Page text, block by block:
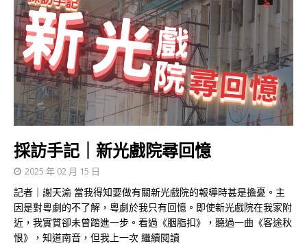
採訪手記｜新光戲院尋回憶
2025 年 02 月 15 日
記者｜謝天渝 當我得知要做有關新光戲院的報導時甚是擔憂。主
因是對粵劇的不了解，粵劇於我只有回憶。即使新光戲院在我家附
近，我實質卻未曾踏進一步。看過《胭脂扣》，聽過一曲《客途秋
恨》，知道南音，但我上一次 繼續閱讀